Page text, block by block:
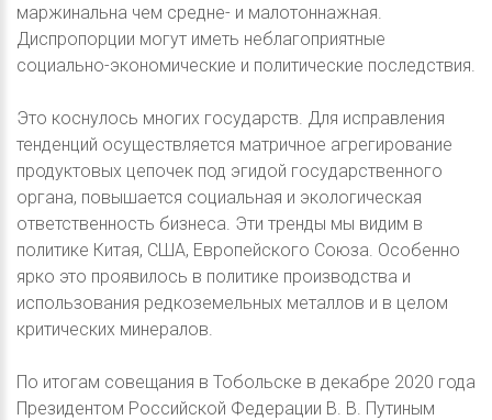
маржинальна чем средне- и малотоннажная.
Диспропорции могут иметь неблагоприятные
социально-экономические и политические последствия.
Это коснулось многих государств. Для исправления
тенденций осуществляется матричное агрегирование
продуктовых цепочек под эгидой государственного
органа, повышается социальная и экологическая
ответственность бизнеса. Эти тренды мы видим в
политике Китая, США, Европейского Союза. Особенно
ярко это проявилось в политике производства и
использования редкоземельных металлов и в целом
критических минералов.
По итогам совещания в Тобольске в декабре 2020 года
Президентом Российской Федерации В. В. Путиным